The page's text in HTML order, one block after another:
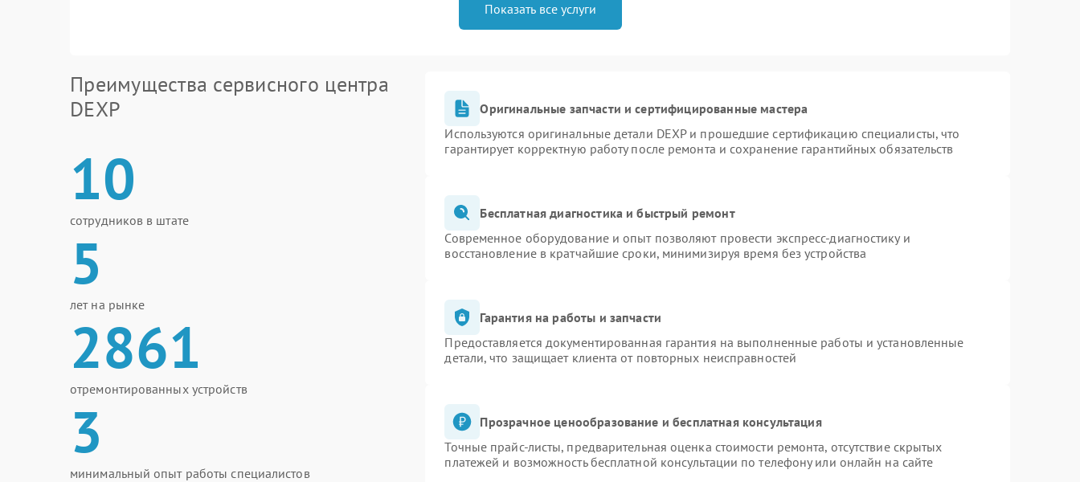
Показать все услуги
Преимущества сервисного центра
DEXP
10
сотрудников в штате
5
лет на рынке
2861
отремонтированных устройств
3
минимальный опыт работы специалистов
Оригинальные запчасти и сертифицированные мастера
Используются оригинальные детали DEXP и прошедшие сертификацию специалисты, что
гарантирует корректную работу после ремонта и сохранение гарантийных обязательств
Бесплатная диагностика и быстрый ремонт
Современное оборудование и опыт позволяют провести экспресс-диагностику и
восстановление в кратчайшие сроки, минимизируя время без устройства
Гарантия на работы и запчасти
Предоставляется документированная гарантия на выполненные работы и установленные
детали, что защищает клиента от повторных неисправностей
Прозрачное ценообразование и бесплатная консультация
Точные прайс-листы, предварительная оценка стоимости ремонта, отсутствие скрытых
платежей и возможность бесплатной консультации по телефону или онлайн на сайте